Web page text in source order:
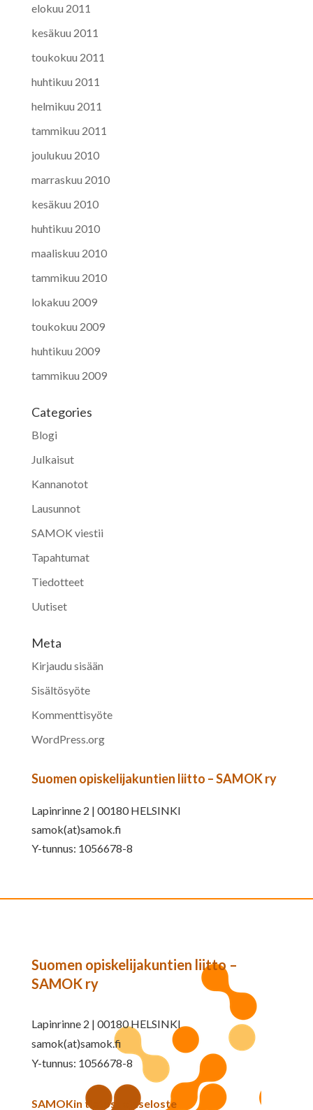
elokuu 2011
kesäkuu 2011
toukokuu 2011
huhtikuu 2011
helmikuu 2011
tammikuu 2011
joulukuu 2010
marraskuu 2010
kesäkuu 2010
huhtikuu 2010
maaliskuu 2010
tammikuu 2010
lokakuu 2009
toukokuu 2009
huhtikuu 2009
tammikuu 2009
Categories
Blogi
Julkaisut
Kannanotot
Lausunnot
SAMOK viestii
Tapahtumat
Tiedotteet
Uutiset
Meta
Kirjaudu sisään
Sisältösyöte
Kommenttisyöte
WordPress.org
Suomen opiskelijakuntien liitto – SAMOK ry
Lapinrinne 2 | 00180 HELSINKI
samok(at)samok.fi
Y-tunnus: 1056678-8
Suomen opiskelijakuntien liitto –
SAMOK ry
Lapinrinne 2 | 00180 HELSINKI
samok(at)samok.fi
Y-tunnus: 1056678-8
SAMOKin tietosuojaseloste